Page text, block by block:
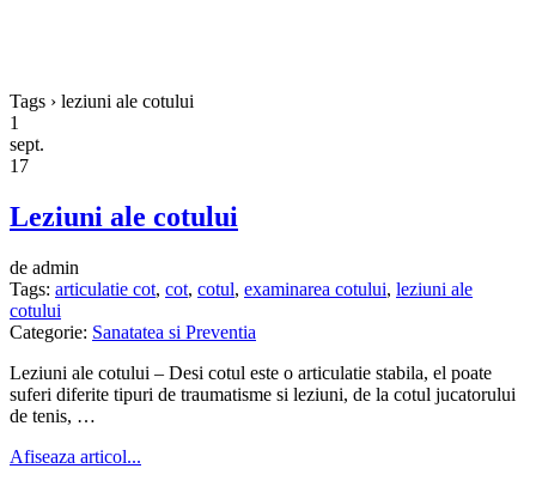
Tags › leziuni ale cotului
1
sept.
17
Leziuni ale cotului
de admin
Tags: articulatie cot, cot, cotul, examinarea cotului, leziuni ale
cotului
Categorie: Sanatatea si Preventia
Leziuni ale cotului – Desi cotul este o articulatie stabila, el poate
suferi diferite tipuri de traumatisme si leziuni, de la cotul jucatorului
de tenis, …
Afiseaza articol...